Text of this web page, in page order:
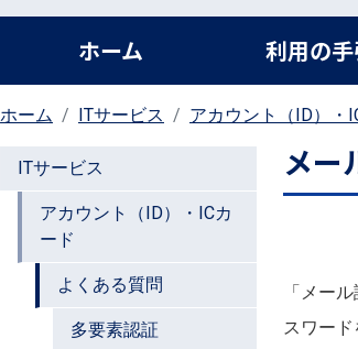
ヘッダー グローバル
ホーム 利用の
ホーム ITサービス アカウント（ID）・
ITサービス
アカウント（ID）・ICカ
ード
よくある質問
多要素認証
メー
「メー
スワー